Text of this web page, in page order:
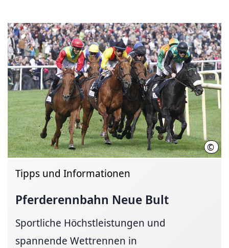
©
Tipps und Informationen
Pferderennbahn Neue Bult
Sportliche Höchstleistungen und
spannende Wettrennen in